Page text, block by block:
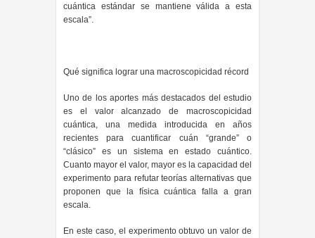
cuántica estándar se mantiene válida a esta
escala”.
Qué significa lograr una macroscopicidad récord
Uno de los aportes más destacados del estudio
es el valor alcanzado de macroscopicidad
cuántica, una medida introducida en años
recientes para cuantificar cuán “grande” o
“clásico” es un sistema en estado cuántico.
Cuanto mayor el valor, mayor es la capacidad del
experimento para refutar teorías alternativas que
proponen que la física cuántica falla a gran
escala.
En este caso, el experimento obtuvo un valor de